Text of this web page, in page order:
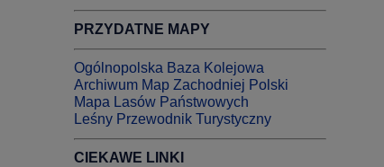
PRZYDATNE MAPY
Ogólnopolska Baza Kolejowa
Archiwum Map Zachodniej Polski
Mapa Lasów Państwowych
Leśny Przewodnik Turystyczny
CIEKAWE LINKI